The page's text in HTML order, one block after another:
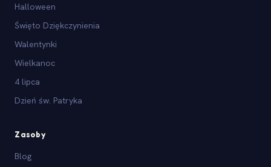
Halloween
Święto Dziękczynienia
Walentynki
Wielkanoc
4 lipca
Dzień św. Patryka
Zasoby
Blog